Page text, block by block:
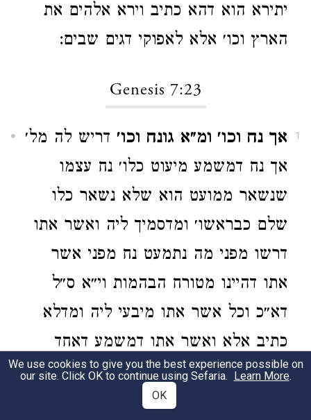
יתירא הוא דהא כתיב וירא אלהים את
הארץ וכו׳ אלא לאפוקי דגים שבים:
Genesis 7:23
1 אך נח וכו׳ ומ״א גונח וכו׳ דריש לה מל׳
אך נח דמשמע מיעוט כלו׳ נח עצמו
שנשאר ממועט הוא שלא נשאר כלו
שלם כבראשו׳ ומדסמיך ליה ואשר אתו
דרשו מפני מה נתמעט נח מפני אשר
אתו דהיינו מטורח הבהמות וי״א ס״ל
דא״כ וכל אשר אתו מיבעי ליה ומדלא
כתיב אלא ואשר אתו דמשמע דאחד
לחודיה קאי דרשו אמיוחד שבהם שהוא
הארי שהכישו וכו׳:
We use cookies to give you the best experience possible on
our site. Click OK to continue using Sefaria. Learn More.
OK